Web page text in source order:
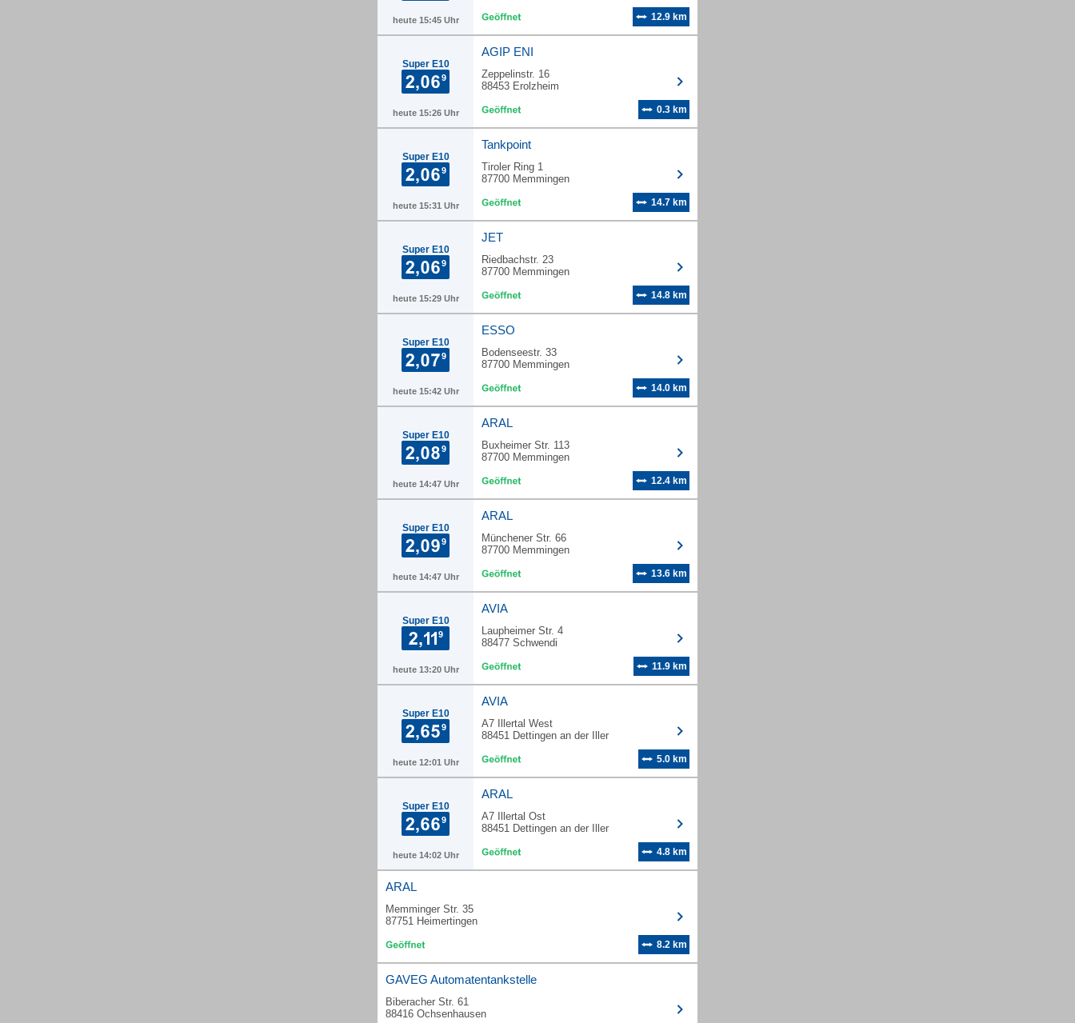
heute 15:45 Uhr 12.9 km
Super E10
heute 15:26 Uhr
AGIP ENI
Zeppelinstr. 16
88453 Erolzheim
0.3 km
Super E10
heute 15:31 Uhr
Tankpoint
Tiroler Ring 1
87700 Memmingen
14.7 km
Super E10
heute 15:29 Uhr
JET
Riedbachstr. 23
87700 Memmingen
14.8 km
Super E10
heute 15:42 Uhr
ESSO
Bodenseestr. 33
87700 Memmingen
14.0 km
Super E10
heute 14:47 Uhr
ARAL
Buxheimer Str. 113
87700 Memmingen
12.4 km
Super E10
heute 14:47 Uhr
ARAL
Münchener Str. 66
87700 Memmingen
13.6 km
Super E10
heute 13:20 Uhr
AVIA
Laupheimer Str. 4
88477 Schwendi
11.9 km
Super E10
heute 12:01 Uhr
AVIA
A7 Illertal West
88451 Dettingen an der Iller
5.0 km
Super E10
heute 14:02 Uhr
ARAL
A7 Illertal Ost
88451 Dettingen an der Iller
4.8 km
ARAL
Memminger Str. 35
87751 Heimertingen
8.2 km
GAVEG Automatentankstelle
Biberacher Str. 61
88416 Ochsenhausen